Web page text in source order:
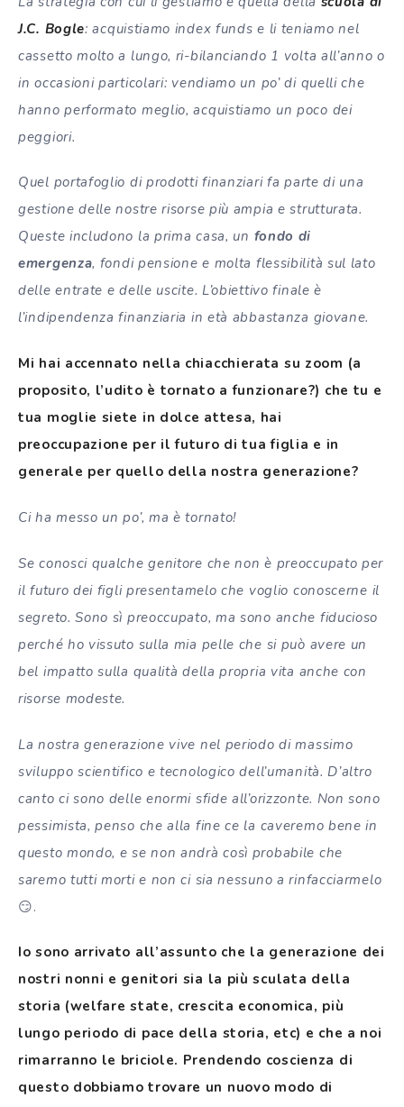
J.C. Bogle: acquistiamo index funds e li teniamo nel
cassetto molto a lungo, ri-bilanciando 1 volta all’anno o
in occasioni particolari: vendiamo un po’ di quelli che
hanno performato meglio, acquistiamo un poco dei
peggiori.
Quel portafoglio di prodotti finanziari fa parte di una
gestione delle nostre risorse più ampia e strutturata.
Queste includono la prima casa, un fondo di
emergenza, fondi pensione e molta flessibilità sul lato
delle entrate e delle uscite. L’obiettivo finale è
l’indipendenza finanziaria in età abbastanza giovane.
Mi hai accennato nella chiacchierata su zoom (a
proposito, l’udito è tornato a funzionare?) che tu e
tua moglie siete in dolce attesa, hai
preoccupazione per il futuro di tua figlia e in
generale per quello della nostra generazione?
Ci ha messo un po’, ma è tornato!
Se conosci qualche genitore che non è preoccupato per
il futuro dei figli presentamelo che voglio conoscerne il
segreto. Sono sì preoccupato, ma sono anche fiducioso
perché ho vissuto sulla mia pelle che si può avere un
bel impatto sulla qualità della propria vita anche con
risorse modeste.
La nostra generazione vive nel periodo di massimo
sviluppo scientifico e tecnologico dell’umanità. D’altro
canto ci sono delle enormi sfide all’orizzonte. Non sono
pessimista, penso che alla fine ce la caveremo bene in
questo mondo, e se non andrà così probabile che
saremo tutti morti e non ci sia nessuno a rinfacciarmelo
😏.
Io sono arrivato all’assunto che la generazione dei
nostri nonni e genitori sia la più sculata della
storia (welfare state, crescita economica, più
lungo periodo di pace della storia, etc) e che a noi
rimarranno le briciole. Prendendo coscienza di
questo dobbiamo trovare un nuovo modo di